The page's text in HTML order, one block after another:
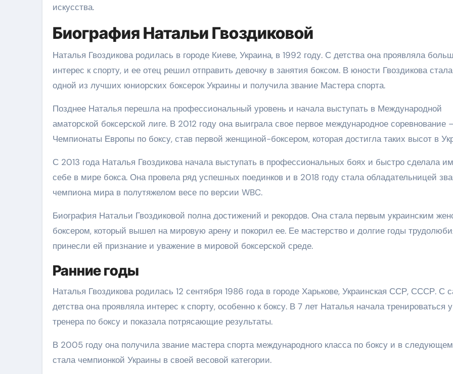
искусства.
Биография Натальи Гвоздиковой
Наталья Гвоздикова родилась в городе Киеве, Украина, в 1992 году. С детства она проявляла
интерес к спорту, и ее отец решил отправить девочку в занятия боксом. В юности Гвоздикова стала
одной из лучших юниорских боксерок Украины и получила звание Мастера спорта.
Позднее Наталья перешла на профессиональный уровень и начала выступать в Международной
аматорской боксерской лиге. В 2012 году она выиграла свое первое международное соревнование
Чемпионаты Европы по боксу, став первой женщиной-боксером, которая достигла таких высот в
С 2013 года Наталья Гвоздикова начала выступать в профессиональных боях и быстро сделала
себе в мире бокса. Она провела ряд успешных поединков и в 2018 году стала обладательницей
чемпиона мира в полутяжелом весе по версии WBC.
Биография Натальи Гвоздиковой полна достижений и рекордов. Она стала первым украинским
боксером, который вышел на мировую арену и покорил ее. Ее мастерство и долгие годы
принесли ей признание и уважение в мировой боксерской среде.
Ранние годы
Наталья Гвоздикова родилась 12 сентября 1986 года в городе Харькове, Украинская ССР, СССР. С
детства она проявляла интерес к спорту, особенно к боксу. В 7 лет Наталья начала тренироваться у
тренера по боксу и показала потрясающие результаты.
В 2005 году она получила звание мастера спорта международного класса по боксу и в
стала чемпионкой Украины в своей весовой категории.